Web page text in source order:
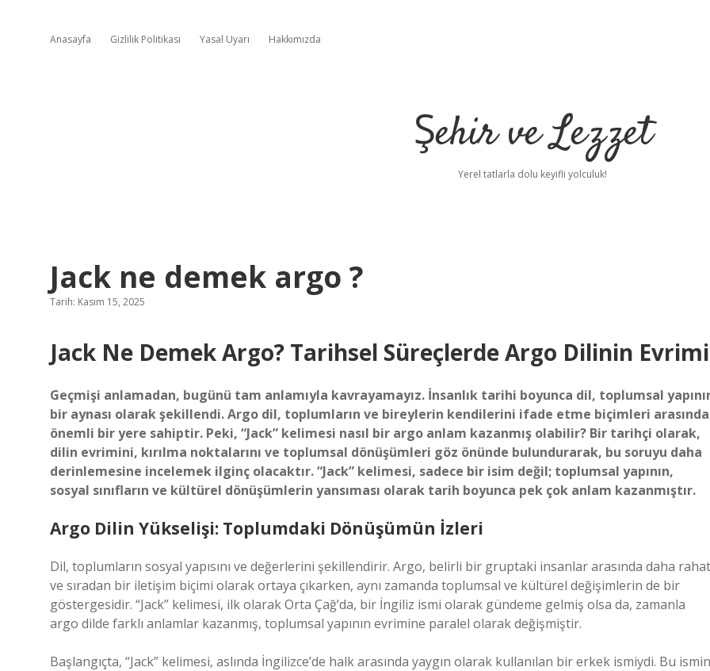
Anasayfa Gizlilik Politikası Yasal Uyarı Hakkımızda
Şehir ve Lezzet
Yerel tatlarla dolu keyifli yolculuk!
Jack ne demek argo ?
Tarih: Kasım 15, 2025
Jack Ne Demek Argo? Tarihsel Süreçlerde Argo Dilinin Evrimi
Geçmişi anlamadan, bugünü tam anlamıyla kavrayamayız. İnsanlık tarihi boyunca dil, toplumsal
bir aynası olarak şekillendi. Argo dil, toplumların ve bireylerin kendilerini ifade etme biçimleri arasında
önemli bir yere sahiptir. Peki, “Jack” kelimesi nasıl bir argo anlam kazanmış olabilir? Bir tarihçi olarak,
dilin evrimini, kırılma noktalarını ve toplumsal dönüşümleri göz önünde bulundurarak, bu soruyu daha
derinlemesine incelemek ilginç olacaktır. “Jack” kelimesi, sadece bir isim değil; toplumsal yapının,
sosyal sınıfların ve kültürel dönüşümlerin yansıması olarak tarih boyunca pek çok anlam kazanmıştır.
Argo Dilin Yükselişi: Toplumdaki Dönüşümün İzleri
Dil, toplumların sosyal yapısını ve değerlerini şekillendirir. Argo, belirli bir gruptaki insanlar arasında daha rahat
ve sıradan bir iletişim biçimi olarak ortaya çıkarken, aynı zamanda toplumsal ve kültürel değişimlerin de bir
göstergesidir. “Jack” kelimesi, ilk olarak Orta Çağ’da, bir İngiliz ismi olarak gündeme gelmiş olsa da, zamanla
argo dilde farklı anlamlar kazanmış, toplumsal yapının evrimine paralel olarak değişmiştir.
Başlangıçta, “Jack” kelimesi, aslında İngilizce’de halk arasında yaygın olarak kullanılan bir erkek ismiydi. Bu ismin